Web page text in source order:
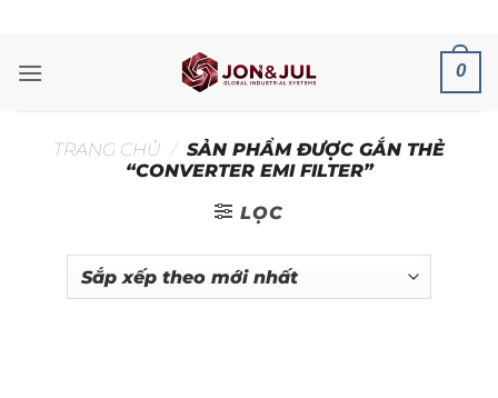
nội
0
TRANG CHỦ / SẢN PHẨM ĐƯỢC GẮN THẺ
“CONVERTER EMI FILTER”
LỌC